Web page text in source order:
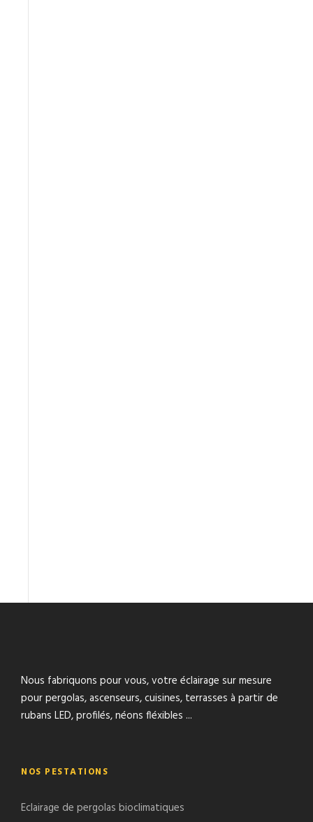
Nous fabriquons pour vous, votre éclairage sur mesure
pour pergolas, ascenseurs, cuisines, terrasses à partir de
rubans LED, profilés, néons fléxibles ...
NOS PESTATIONS
Eclairage de pergolas bioclimatiques